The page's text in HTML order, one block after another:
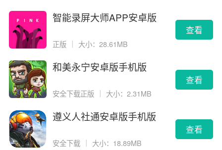
智能录屏大师APP安卓版
正版 ｜ 大小：28.61MB
查看
和美永宁安卓版手机版
安全下载正版 大小：2.31MB
查看
遵义人社通安卓版手机版
安全下载 大小：18.89MB
查看